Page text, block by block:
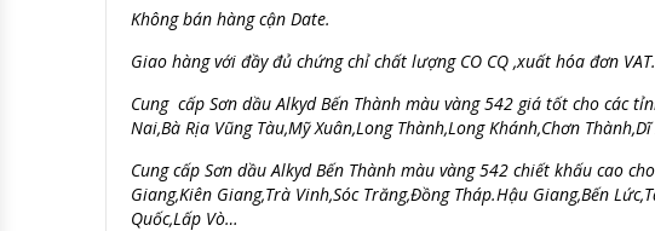
Không bán hàng cận Date.
Giao hàng với đầy đủ chứng chỉ chất lượng CO CQ ,xuất hóa đơn VAT.
Cung cấp Sơn dầu Alkyd Bến Thành màu vàng 542 giá tốt cho các
Nai,Bà Rịa Vũng Tàu,Mỹ Xuân,Long Thành,Long Khánh,Chơn
Cung cấp Sơn dầu Alkyd Bến Thành màu vàng 542 chiết khấu cao
Giang,Kiên Giang,Trà Vinh,Sóc Trăng,Đồng Tháp.Hậu Giang,Bến
Quốc,Lấp Vò…